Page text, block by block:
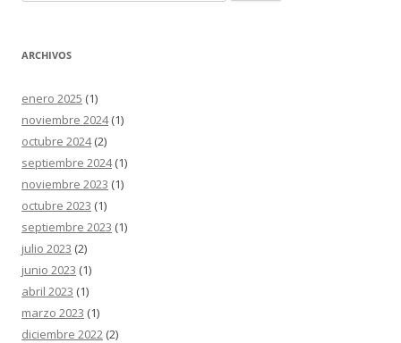
ARCHIVOS
enero 2025 (1)
noviembre 2024(1)
octubre 2024(2)
septiembre 2024(1)
noviembre 2023 (1)
octubre 2023 (1)
septiembre 2023 (1)
julio 2023 (2)
junio 2023 (1)
abril 2023 (1)
marzo 2023 (1)
diciembre 2022 (2)